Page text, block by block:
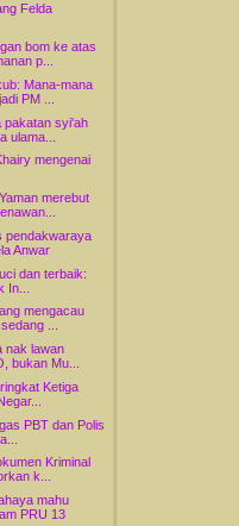
Felda
bom ke atas
p...
Mana-mana
PM ...
pakatan syi'ah
ulama...
mengenai
merebut
pendakwaraya
Anwar
dan terbaik:
In...
mengacau
...
nak lawan
bukan Mu...
Ketiga
PBT dan Polis
Kriminal
k...
mahu
PRU 13